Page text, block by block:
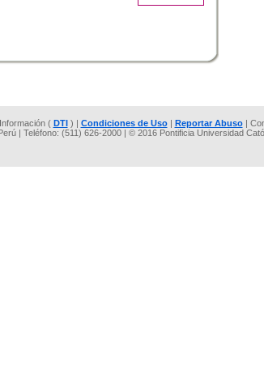
( DTI) | Condiciones de Uso| Reportar Abuso|
| Teléfono: (511) 626-2000 | © 2016 Pontificia Universidad